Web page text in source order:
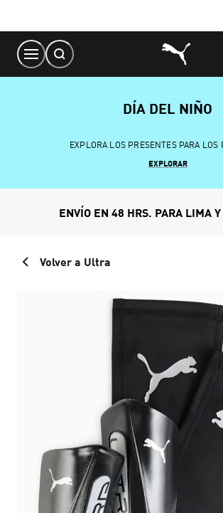
Content
DÍA DEL NIÑO
EXPLORA LOS PRESENTES PARA LOS
EXPLORAR
ENVÍO EN 48 HRS. PARA LIMA
Volver a Ultra